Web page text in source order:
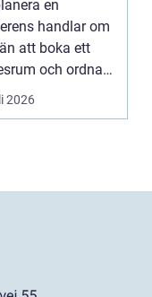
en
handlar om
att boka ett
och ordna
många
h...
2026